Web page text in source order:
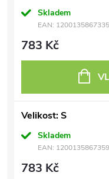
Skladem
EAN: 1200135867335
783 Kč
Velikost: S
Skladem
EAN: 1200135867359
783 Kč